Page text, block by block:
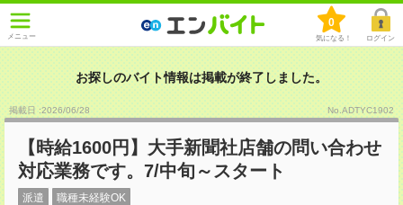
メニュー
0
気になる！ ログイン
お探しのバイト情報は掲載が終了しました。
掲載日 :2026/06/28 No.ADTYC1902
【時給1600円】大手新聞社店舗の問い合わせ
対応業務です。7/中旬～スタート
派遣 職種未経験OK